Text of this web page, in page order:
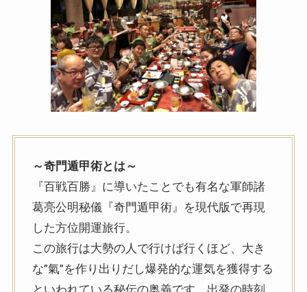
～奇門遁甲術とは～
『百戦百勝』に導いたことでも有名な軍師諸
葛亮公明秘儀『奇門遁甲術』を現代版で再現
した方位開運旅行。
この旅行は大勢の人で行けば行くほど、大き
な”氣”を作り出りだし爆発的な運気を獲得する
といわれている秘伝の奥義です。出発の時刻